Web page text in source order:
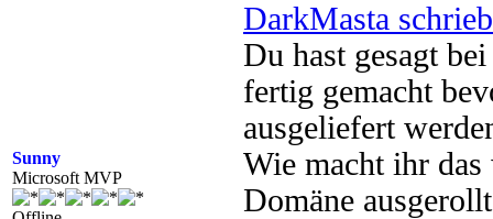
Sunny
Microsoft MVP
DarkMasta schrieb
Du hast gesagt
fertig gemacht
ausgeliefert
Wie macht ihr das
Domäne